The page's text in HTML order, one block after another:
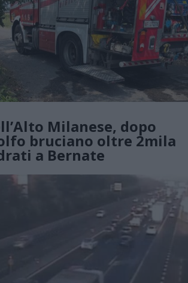
Milanese, dopo
bruciano oltre 2mila
a Bernate